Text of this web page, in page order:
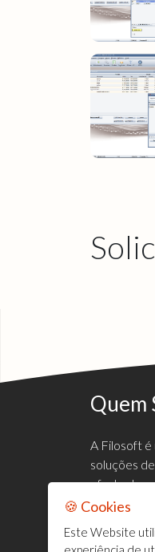
Quem
A Filosoft
soluções
oferta de
mercado
🍪 Cookies
Este Website